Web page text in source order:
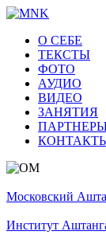
О СЕБЕ
ТЕКСТЫ
ФОТО
АУДИО
ВИДЕО
ЗАНЯТИЯ
Московский
Институт